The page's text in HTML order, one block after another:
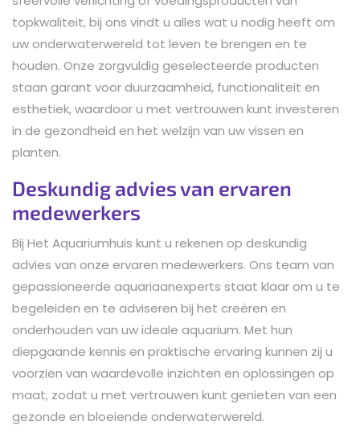
topkwaliteit, bij ons vindt u alles wat u nodig heeft om
uw onderwaterwereld tot leven te brengen en te
houden. Onze zorgvuldig geselecteerde producten
staan garant voor duurzaamheid, functionaliteit en
esthetiek, waardoor u met vertrouwen kunt investeren
in de gezondheid en het welzijn van uw vissen en
planten.
Deskundig advies van ervaren
medewerkers
Bij Het Aquariumhuis kunt u rekenen op deskundig
advies van onze ervaren medewerkers. Ons team van
gepassioneerde aquariaanexperts staat klaar om u te
begeleiden en te adviseren bij het creëren en
onderhouden van uw ideale aquarium. Met hun
diepgaande kennis en praktische ervaring kunnen zij u
voorzien van waardevolle inzichten en oplossingen op
maat, zodat u met vertrouwen kunt genieten van een
gezonde en bloeiende onderwaterwereld.